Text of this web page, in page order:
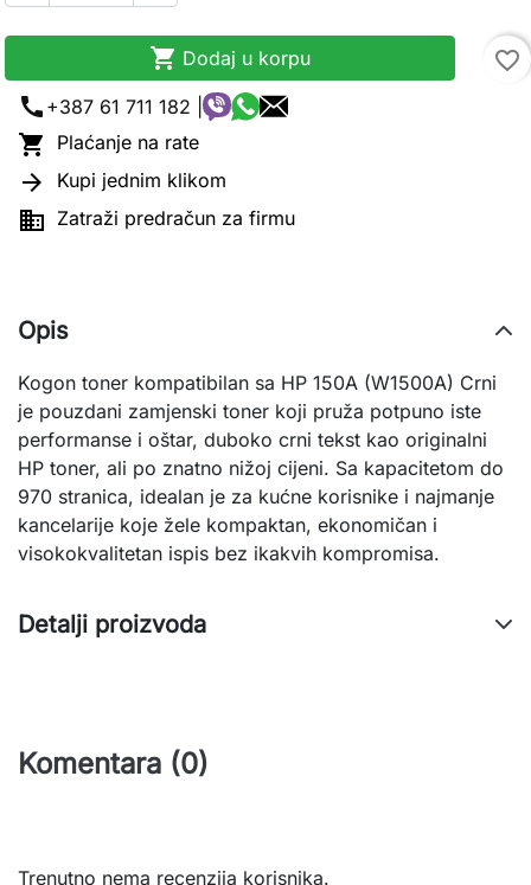
 Dodaj u korpu
favorite_border
call +387 61 711 182 |
 Plaćanje na rate
 Kupi jednim klikom
 Zatraži predračun za firmu
Opis
Kogon toner kompatibilan sa HP 150A (W1500A) Crni
je pouzdani zamjenski toner koji pruža potpuno iste
performanse i oštar, duboko crni tekst kao originalni
HP toner, ali po znatno nižoj cijeni. Sa kapacitetom do
970 stranica, idealan je za kućne korisnike i najmanje
kancelarije koje žele kompaktan, ekonomičan i
visokokvalitetan ispis bez ikakvih kompromisa.
Detalji proizvoda
Komentara (0)
Trenutno nema recenzija korisnika.